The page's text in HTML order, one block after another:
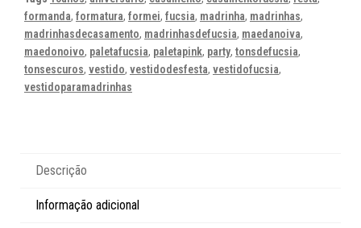
formanda, formatura, formei, fucsia, madrinha, madrinhas,
madrinhasdecasamento, madrinhasdefucsia, maedanoiva,
maedonoivo, paletafucsia, paletapink, party, tonsdefucsia,
tonsescuros, vestido, vestidodesfesta, vestidofucsia,
vestidoparamadrinhas
Descrição
Informação adicional